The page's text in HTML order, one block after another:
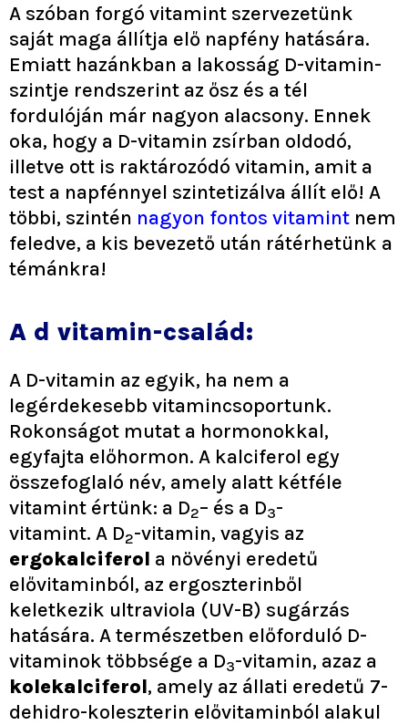
A szóban forgó vitamint szervezetünk
saját maga állítja elő napfény hatására.
Emiatt hazánkban a lakosság D-vitamin-
szintje rendszerint az ősz és a tél
fordulóján már nagyon alacsony. Ennek
oka, hogy a D-vitamin zsírban oldodó,
illetve ott is raktározódó vitamin, amit a
test a napfénnyel szintetizálva állít elő! A
többi, szintén nagyon fontos vitamint nem
feledve, a kis bevezető után rátérhetünk a
témánkra!
A d vitamin-család:
A D-vitamin az egyik, ha nem a
legérdekesebb vitamincsoportunk.
Rokonságot mutat a hormonokkal,
egyfajta előhormon. A kalciferol egy
összefoglaló név, amely alatt kétféle
vitamint értünk: a D2– és a D3-
vitamint. A D2-vitamin, vagyis az
ergokalciferol a növényi eredetű
elővitaminból, az ergoszterinből
keletkezik ultraviola (UV-B) sugárzás
hatására. A természetben előforduló D-
vitaminok többsége a D3-vitamin, azaz a
kolekalciferol, amely az állati eredetű 7-
dehidro-koleszterin elővitaminból alakul